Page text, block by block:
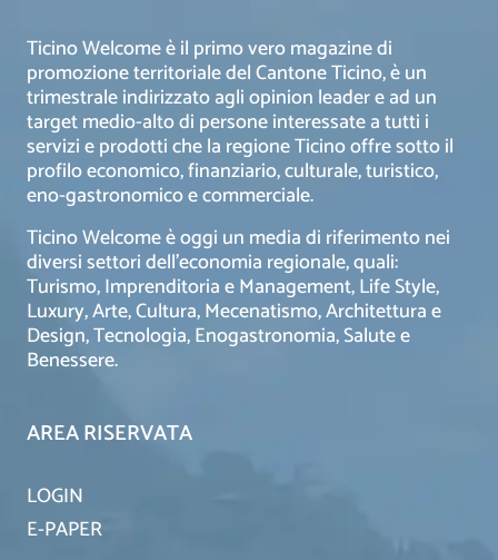
Ticino Welcome è il primo vero magazine di
promozione territoriale del Cantone Ticino, è un
trimestrale indirizzato agli opinion leader e ad un
target medio-alto di persone interessate a tutti i
servizi e prodotti che la regione Ticino offre sotto il
profilo economico, finanziario, culturale, turistico,
eno-gastronomico e commerciale.
Ticino Welcome è oggi un media di riferimento nei
diversi settori dell’economia regionale, quali:
Turismo, Imprenditoria e Management, Life Style,
Luxury, Arte, Cultura, Mecenatismo, Architettura e
Design, Tecnologia, Enogastronomia, Salute e
Benessere.
AREA RISERVATA
LOGIN
E-PAPER